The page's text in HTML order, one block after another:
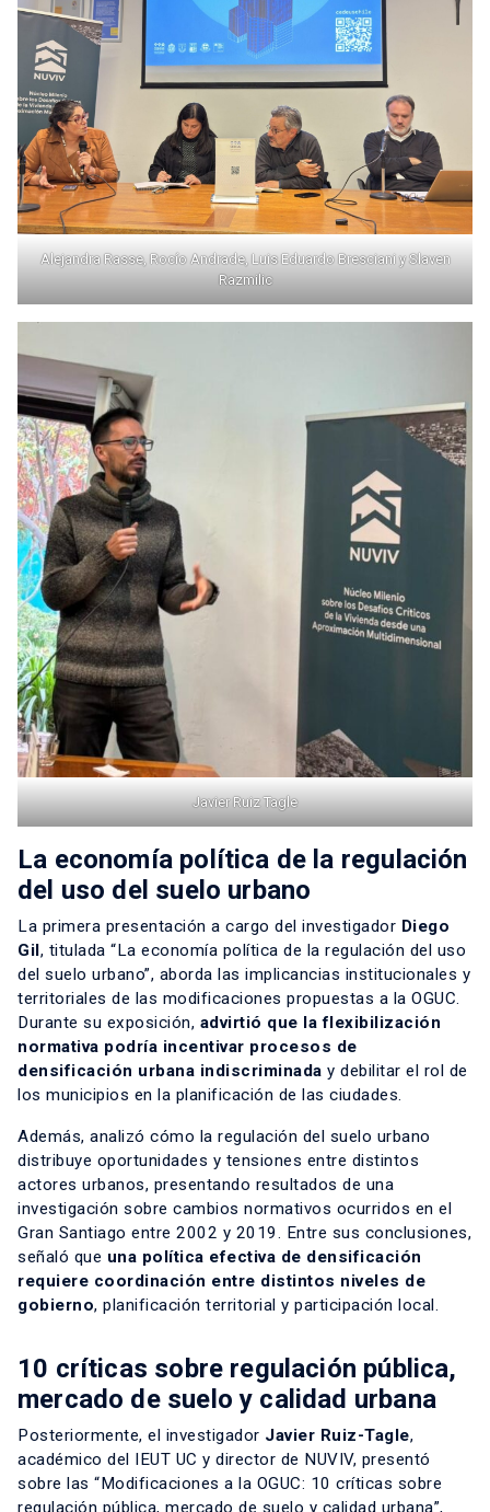
Alejandra Rasse, Rocío Andrade, Luis Eduardo Bresciani y Slaven
Razmilic
Javier Ruiz Tagle
La economía política de la regulación
del uso del suelo urbano
La primera presentación a cargo del investigador Diego
Gil, titulada “La economía política de la regulación del uso
del suelo urbano”, aborda las implicancias institucionales y
territoriales de las modificaciones propuestas a la OGUC.
Durante su exposición, advirtió que la flexibilización
normativa podría incentivar procesos de
densificación urbana indiscriminada y debilitar el rol de
los municipios en la planificación de las ciudades.
Además, analizó cómo la regulación del suelo urbano
distribuye oportunidades y tensiones entre distintos
actores urbanos, presentando resultados de una
investigación sobre cambios normativos ocurridos en el
Gran Santiago entre 2002 y 2019. Entre sus conclusiones,
señaló que una política efectiva de densificación
requiere coordinación entre distintos niveles de
gobierno, planificación territorial y participación local.
10 críticas sobre regulación pública,
mercado de suelo y calidad urbana
Posteriormente, el investigador Javier Ruiz-Tagle,
académico del IEUT UC y director de NUVIV, presentó
sobre las “Modificaciones a la OGUC: 10 críticas sobre
regulación pública, mercado de suelo y calidad urbana”,